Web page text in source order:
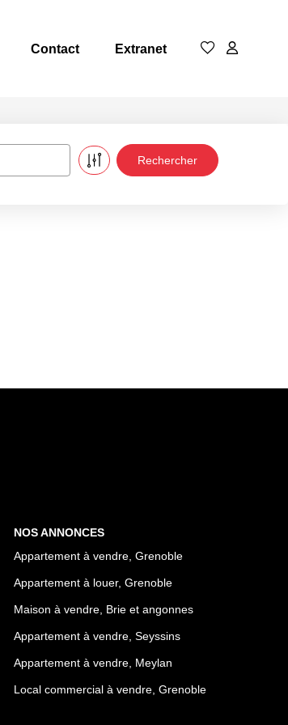
Contact Extranet
NOS ANNONCES
Appartement à vendre, Grenoble
Appartement à louer, Grenoble
Maison à vendre, Brie et angonnes
Appartement à vendre, Seyssins
Appartement à vendre, Meylan
Local commercial à vendre, Grenoble